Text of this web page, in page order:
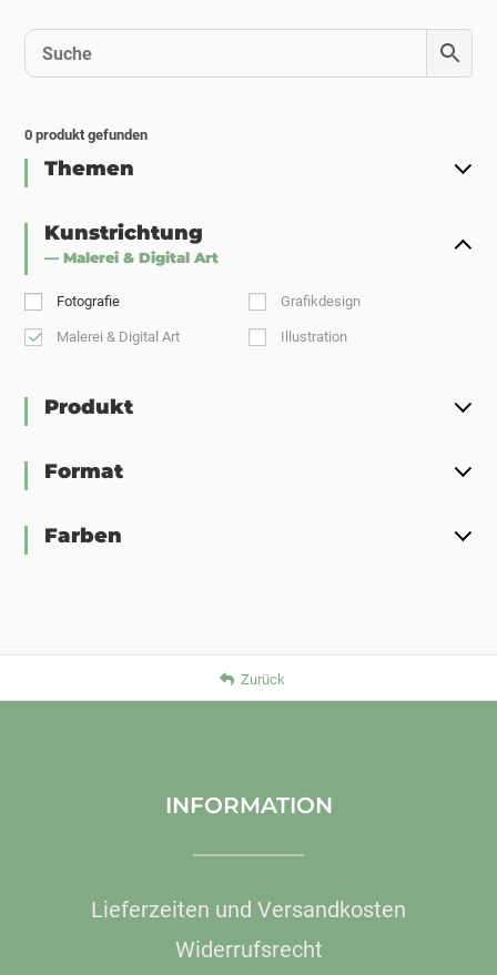
0 produkt gefunden
Themen
Kunstrichtung
— Malerei & Digital Art
Fotografie Grafikdesign
Malerei & Digital Art Illustration
Produkt
Format
Farben
Zurück
INFORMATION
Lieferzeiten und Versandkosten
Widerrufsrecht